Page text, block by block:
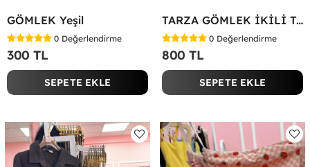
GÖMLEK Yeşil
0 Değerlendirme
300 TL
SEPETE EKLE
TARZA GÖMLEK İKİLİ TAKIM KOT KUMAŞ Yeşil
0 Değerlendirme
800 TL
SEPETE EKLE